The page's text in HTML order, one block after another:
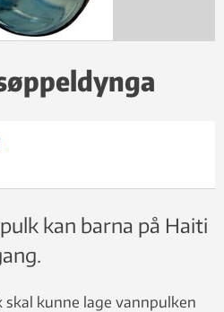
kan barna på Haiti
kunne lage vannpulken